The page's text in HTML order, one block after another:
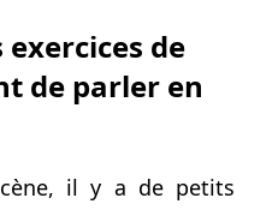
de
de parler en
il y a de petits